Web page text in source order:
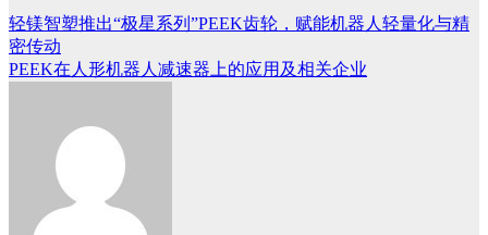
文
章
轻镁智塑推出“极星系列”PEEK齿轮，赋能机器人轻量化与精
密传动
PEEK在人形机器人减速器上的应用及相关企业